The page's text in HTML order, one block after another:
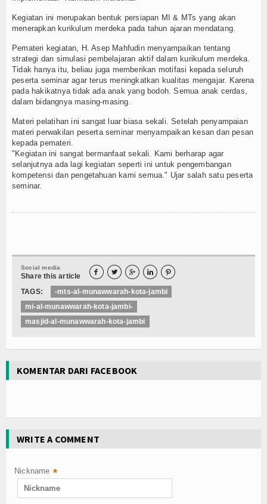
MATAMUDA Berakhir, 120 Murid Baru Resmi Jadi
Memanfaatkan Waktu Liburan dengan Kegiatan
Malam 1 Muharram di Masjid Al Munawwarah:
MI Al Munawwarah bersinergi dalam program
Wisuda Tahfizh dan Pelepasan Siswa Kelas 6
Workshop Implementasi KBC Guru MI Al
Kegiatan ini merupakan bentuk persiapan MI & MTs yang akan
menerapkan kurikulum merdeka pada tahun ajaran mendatang.
Pemateri kegiatan, H. Asep Mahfudin menyampaikan tentang
strategi dan simulasi pembelajaran aktif dalam kurikulum merdeka.
Tidak hanya itu, beliau juga memberikan motifasi kepada seluruh
peserta seminar agar terus meningkatkan kualitas mengajar. Karena
pada hakikatnya tidak ada anak yang bodoh. Semua anak cerdas,
dalam bidangnya masing-masing.
Materi pelatihan ini sangat luar biasa sekali. Setelah penyampaian
materi perwakilan peserta seminar menyampaikan kesan dan pesan
kepada pemateri.
"Kegiatan ini sangat bermanfaat sekali. Kami berharap agar
selanjutnya ada lagi kegiatan seperti ini untuk pengembangan
kompetensi dan pengetahuan kami semua." Ujar salah satu peserta
seminar.
Social media
Share this article     
TAGS:
-mts-al-munawwarah-kota-jambi
mi-al-munawwarah-kota-jambi-
masjid-al-munawwarah-kota-jambi
KOMENTAR DARI FACEBOOK
WRITE A COMMENT
Nickname *